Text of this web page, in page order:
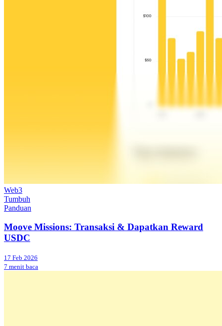
Web3
Tumbuh
Panduan
Moove Missions: Transaksi & Dapatkan Reward
USDC
17 Feb 2026
7 menit baca